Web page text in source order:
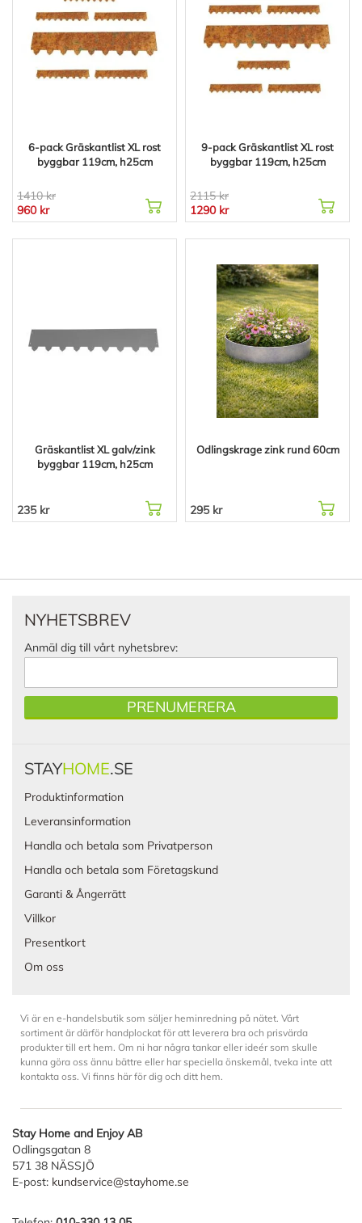
6-pack Gräskantlist XL rost
byggbar 119cm, h25cm
1410 kr
960 kr
9-pack Gräskantlist XL rost
byggbar 119cm, h25cm
2115 kr
1290 kr
Gräskantlist XL galv/zink
byggbar 119cm, h25cm
235 kr
Odlingskrage zink rund 60cm
295 kr
NYHETSBREV
Anmäl dig till vårt nyhetsbrev:
PRENUMERERA
STAYHOME.SE
Produktinformation
Leveransinformation
Handla och betala som Privatperson
Handla och betala som Företagskund
Garanti & Ångerrätt
Villkor
Presentkort
Om oss
Vi är en e-handelsbutik som säljer heminredning på nätet. Vårt
sortiment är därför handplockat för att leverera bra och prisvärda
produkter till ert hem. Om ni har några tankar eller ideér som skulle
kunna göra oss ännu bättre eller har speciella önskemål, tveka inte att
kontakta oss. Vi finns här för dig och ditt hem.
Stay Home and Enjoy AB
Odlingsgatan 8
571 38 NÄSSJÖ
E-post: kundservice@stayhome.se